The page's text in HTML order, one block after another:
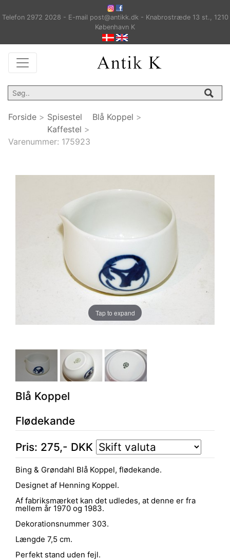
Telefon 2972 2028 - E-mail post@antikk.dk - Knabrostræde 13 st., 1210
København K
Forside > Spisestel
Kaffestel >
Blå Koppel >
Varenummer: 175923
Tap to expand
Blå Koppel
Flødekande
Pris: 275,- DKK
Bing & Grøndahl Blå Koppel, flødekande.
Designet af Henning Koppel.
Af fabriksmærket kan det udledes, at denne er fra
mellem år 1970 og 1983.
Dekorationsnummer 303.
Længde 7,5 cm.
Perfekt stand uden fejl.